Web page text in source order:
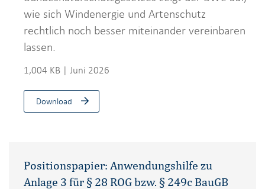
wie sich Windenergie und Artenschutz
rechtlich noch besser miteinander vereinbaren
lassen.
1,004 KB | Juni 2026
Download
Positionspapier: Anwendungshilfe zu
Anlage 3 für § 28 ROG bzw. § 249c BauGB